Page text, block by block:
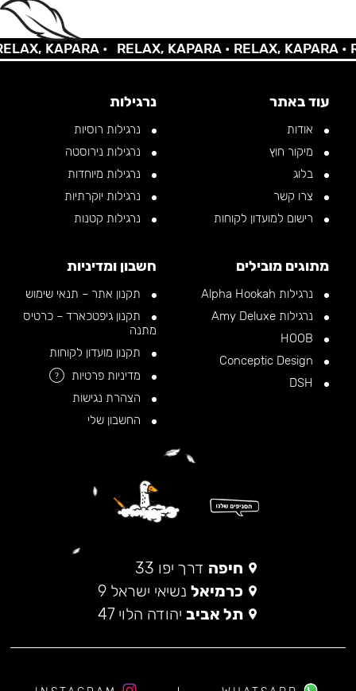
KAPARA • RELAX, KAPARA •RELAX, KAPARA •
עוד באתר
אודות
מיקור חוץ
בלוג
צרו קשר
רישום למועדון לקוחות
נרגילות
נרגילות רוסיות
נרגילות נירוסטה
נרגילות מיוחדות
נרגילות יוקרתיות
נרגילות קטנות
מתוגים מובילים
נרגילות Alpha Hookah
נרגילות Amy Deluxe
חשבון ומדיניות
תקנון אתר – תנאי שימוש
תקנון גיפטכארד – כרטיס
מתנה
תקנון מועדון לקוחות
מדיניות פרטיות
?
הצהרת נגישות
החשבון שלי
חיפה דרך יפו 33
כרמיאל נשיאי ישראל 9
תל אביב יהודה הלוי 47